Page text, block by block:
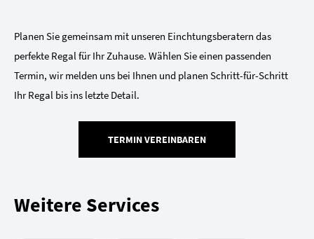
Planen Sie gemeinsam mit unseren Einchtungsberatern das
perfekte Regal für Ihr Zuhause. Wählen Sie einen passenden
Termin, wir melden uns bei Ihnen und planen Schritt-für-Schritt
Ihr Regal bis ins letzte Detail.
TERMIN VEREINBAREN
Weitere Services